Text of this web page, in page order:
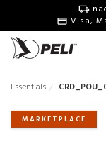
Visa,
Essentials
MARKETPLACE